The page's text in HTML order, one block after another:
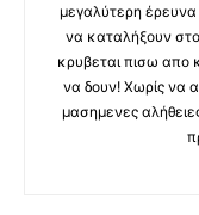
μεγαλύτερη έρευνα
να καταλήξουν στο
κρυβεται πισω απο
να δουν! Χωρίς να
μασημενες